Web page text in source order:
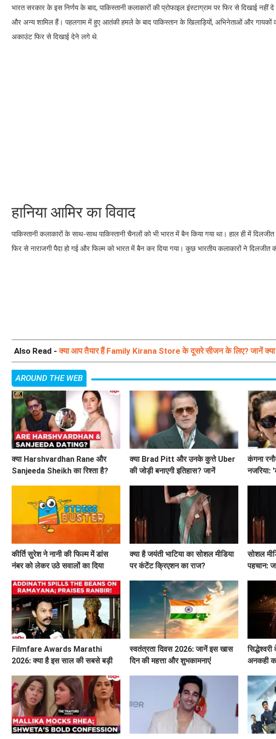
भारत सरकार के इस निर्णय के बाद, पाकिस्तानी कलाकारों की प्रोफाइल इंस्टाग्राम पर फिर से दिखाई
और अन्य शामिल हैं। पहलगाम में हुए आतंकी हमले के बाद पाकिस्तान के खिलाड़ियों, अभिनेताओं और गायकों
अकाउंट फिर से दिखाई देने लगे थे.
हानिया आमिर का विवाद
पाकिस्तानी कलाकारों के साथ-साथ पाकिस्तानी चैनलों को भी भारत में बैन किया गया था। हाल ही में
फिर से नाराजगी पैदा हो गई और फिल्म को भारत में बैन कर दिया गया। कुछ भारतीय कलाकारों ने दिलजीत
Also Read -क्या आप तैयार हैं Family Kirana Store के दूसरे सीजन के लिए? जानें
AROUND THE WEB
क्या Harshvardhan Rane और
Sanjeeda Sheikh का रिश्ता है?
क्या Brad Pitt और उनके कुत्ते Uber
की जोड़ी बनाएगी इतिहास? जानें
कंगना
नजरिया:
कीर्ति सुरेश ने नानी की फिल्म में डांस
नंबर को लेकर उठे सवालों का दिया
क्या है जयंती भाटिया का सोशल मीडिया
पर कंटेंट क्रिएशन का राज?
सोशल
पहचान:
Filmfare Awards Marathi
2026: क्या है इस साल की सबसे बड़ी
स्वतंत्रता दिवस 2026: जानें इस खास
दिन की महत्ता और शुभकामनाएं
अनकही